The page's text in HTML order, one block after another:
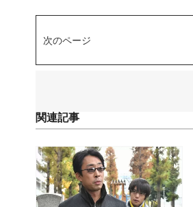
次のページ
関連記事